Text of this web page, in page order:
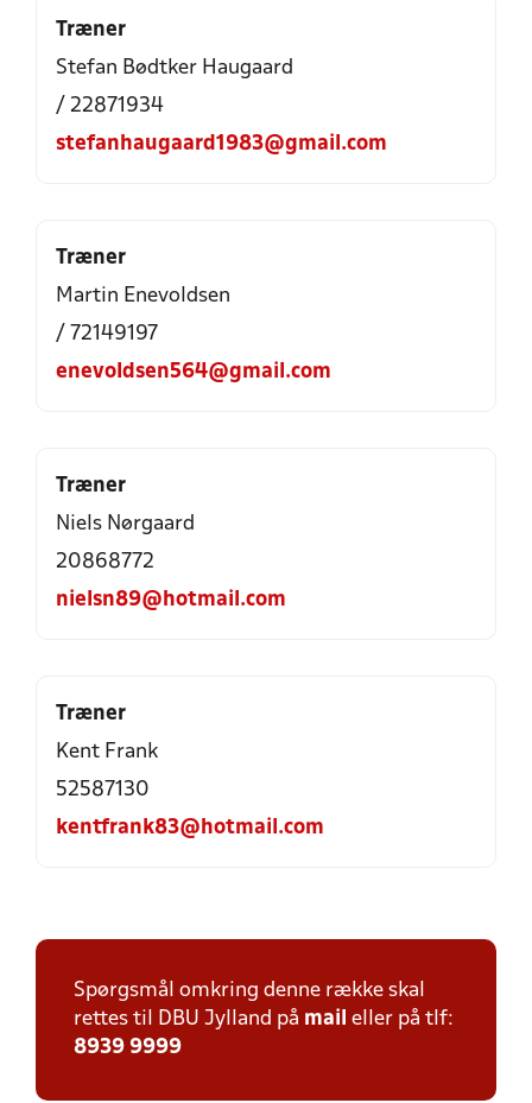
Træner
Stefan Bødtker Haugaard
/ 22871934
stefanhaugaard1983@gmail.com
Træner
Martin Enevoldsen
/ 72149197
enevoldsen564@gmail.com
Træner
Niels Nørgaard
20868772
nielsn89@hotmail.com
Træner
Kent Frank
52587130
kentfrank83@hotmail.com
Spørgsmål omkring denne række skal
rettes til DBU Jylland på mail eller på tlf:
8939 9999